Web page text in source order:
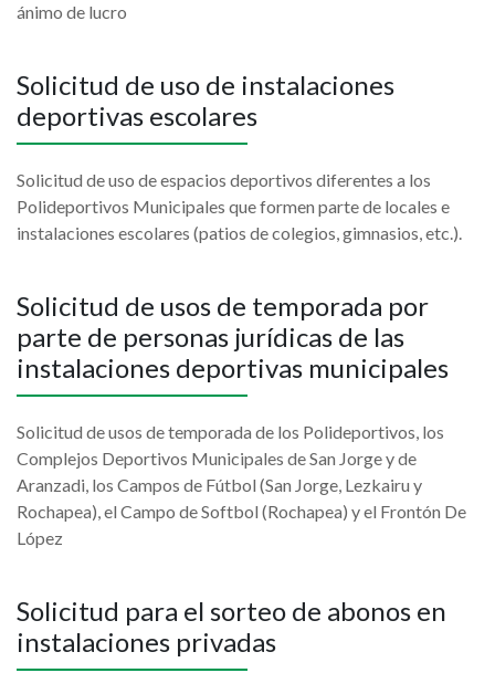
ánimo de lucro
Solicitud de uso de instalaciones
deportivas escolares
Solicitud de uso de espacios deportivos diferentes a los
Polideportivos Municipales que formen parte de locales e
instalaciones escolares (patios de colegios, gimnasios, etc.).
Solicitud de usos de temporada por
parte de personas jurídicas de las
instalaciones deportivas municipales
Solicitud de usos de temporada de los Polideportivos, los
Complejos Deportivos Municipales de San Jorge y de
Aranzadi, los Campos de Fútbol (San Jorge, Lezkairu y
Rochapea), el Campo de Softbol (Rochapea) y el Frontón De
López
Solicitud para el sorteo de abonos en
instalaciones privadas